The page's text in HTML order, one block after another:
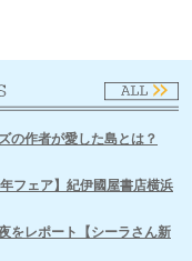
【オ
羽のカモメ。その中
、そんな遊び心のあ
日常使いはもちろん
デザイン。色は、海
の作者が愛した島とは？
フェア】紀伊國屋書店横浜
をレポート【シーラさん新